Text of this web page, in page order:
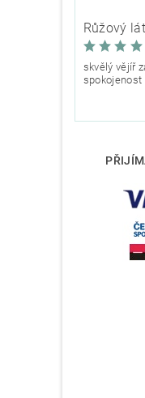
Růžový
skvělý vějíř
spokojenost